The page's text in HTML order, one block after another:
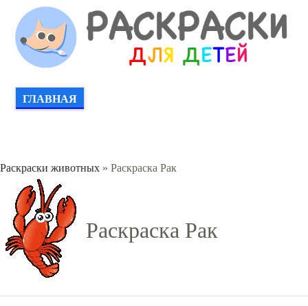
ГЛАВНАЯ
Раскраски животных » Раскраска Рак
Раскраска Рак